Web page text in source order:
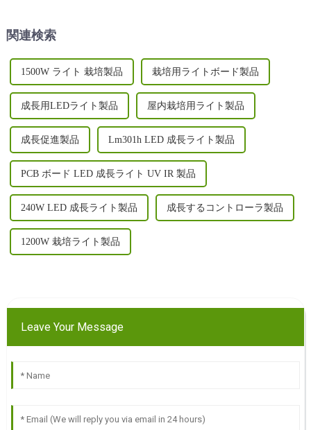
関連検索
1500W ライト 栽培製品 栽培用ライトボード製品
成長用LEDライト製品 屋内栽培用ライト製品
成長促進製品 Lm301h LED 成長ライト製品
PCB ボード LED 成長ライト UV IR 製品
240W LED 成長ライト製品 成長するコントローラ製品
1200W 栽培ライト製品
Leave Your Message